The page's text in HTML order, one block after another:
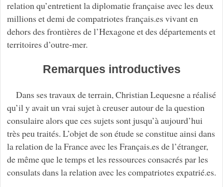
relation qu’entretient la diplomatie française avec les deux
millions et demi de compatriotes français.es vivant en
dehors des frontières de l’Hexagone et des départements et
territoires d’outre-mer.
Remarques introductives
Dans ses travaux de terrain, Christian Lequesne a réalisé
qu’il y avait un vrai sujet à creuser autour de la question
consulaire alors que ces sujets sont jusqu’à aujourd’hui
très peu traités. L’objet de son étude se constitue ainsi dans
la relation de la France avec les Français.es de l’étranger,
de même que le temps et les ressources consacrés par les
consulats dans la relation avec les compatriotes expatrié.es.